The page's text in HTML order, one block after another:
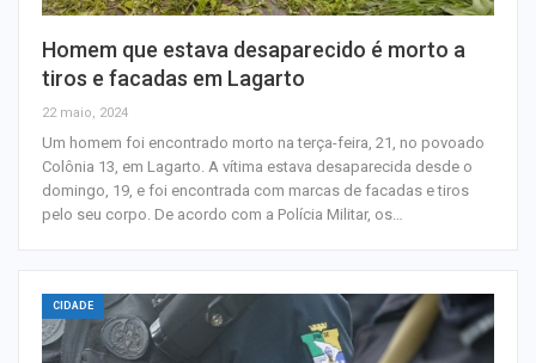
Homem que estava desaparecido é morto a
tiros e facadas em Lagarto
22 maio, 2024
Um homem foi encontrado morto na terça-feira, 21, no povoado
Colônia 13, em Lagarto. A vítima estava desaparecida desde o
domingo, 19, e foi encontrada com marcas de facadas e tiros
pelo seu corpo. De acordo com a Polícia Militar, os…
CIDADE